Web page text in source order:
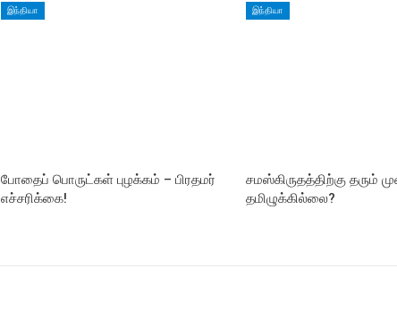
இந்தியா
போதைப் பொருட்கள் புழக்கம் – பிரதமர்
எச்சரிக்கை!
இந்தியா
சமஸ்கிருதத்திற்கு தரும்
தமிழுக்கில்லை?